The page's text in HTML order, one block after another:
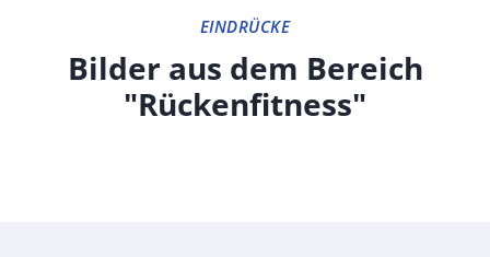
EINDRÜCKE
Bilder aus dem Bereich
"Rückenfitness"